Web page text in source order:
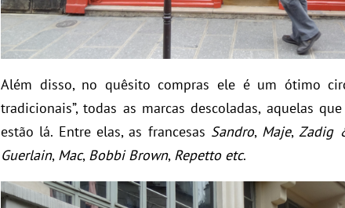
Além disso, no quêsito compras ele é um ótimo
tradicionais”, todas as marcas descoladas, aquelas
estão lá. Entre elas, as francesas Sandro, Maje,Zadig
Guerlain, Mac, Bobbi Brown, Repetto etc.